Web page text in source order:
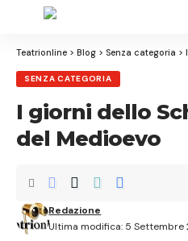
Teatrionline > Blog > Senza categoria >
SENZA CATEGORIA
I giorni dello
del Medioevo
Ultima modifica: 5 Settembre
Redazione